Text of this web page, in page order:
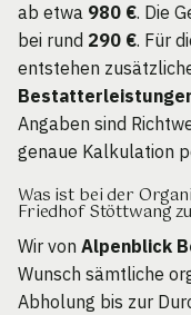
ab etwa 980 €. Die
bei rund 290 €. Für
entstehen
Angaben sind
genaue Kalkulation
Was ist bei der
Friedhof Stöttwang
Wir von Alpenblick
Wunsch sämtliche
Abholung bis zur